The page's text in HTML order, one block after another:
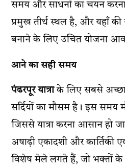
समय और साधनों का चयन
प्रमुख तीर्थ स्थल है, और यहाँ
बनाने के लिए उचित योजना
आने का सही समय
पंढरपूर यात्राके लिए सबसे
सर्दियों का मौसम है। इस समय
जिससे यात्रा करना आसान हो
अषाढ़ी एकादशी और कार्तिकी
विशेष मेले लगते हैं, जो भक्तों के